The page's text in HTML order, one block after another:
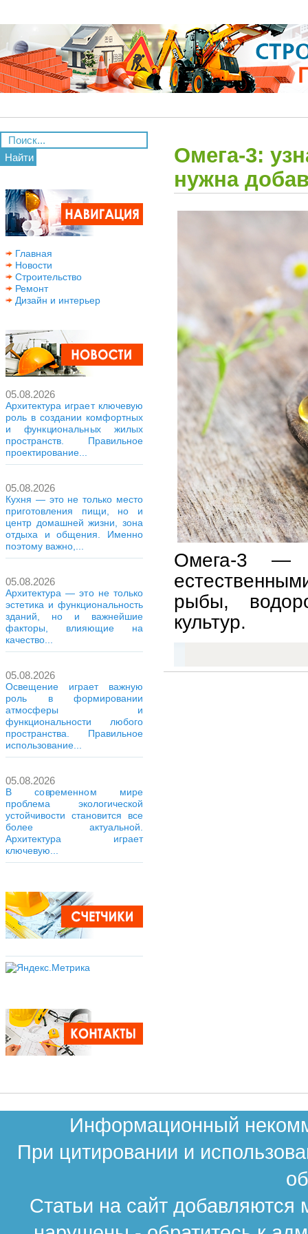
Найти
Главная
Новости
Строительство
Ремонт
Дизайн и интерьер
05.08.2026
Архитектура играет ключевую
роль в создании комфортных
и функциональных жилых
пространств. Правильное
проектирование...
05.08.2026
Кухня — это не только место
приготовления пищи, но и
центр домашней жизни, зона
отдыха и общения. Именно
поэтому важно,...
05.08.2026
Архитектура — это не только
эстетика и функциональность
зданий, но и важнейшие
факторы, влияющие на
качество...
05.08.2026
Освещение играет важную
роль в формировании
атмосферы и
функциональности любого
пространства. Правильное
использование...
05.08.2026
В современном мире
проблема экологической
устойчивости становится все
более актуальной.
Архитектура играет
ключевую...
Омега-3:
нужна
Омега-3 —
рыбы,
культур.
Информационный
При цитировании и
Статьи на сайт